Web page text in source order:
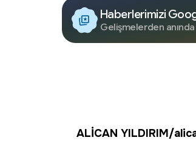
Haberlerimizi
Gelişmelerden
ALİCAN YILDIRIM/